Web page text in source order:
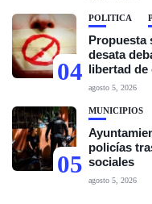
04
POLÍTICA
Propuesta
desata
libertad de
agosto 5, 2026
05
MUNICIPIOS
policías
sociales
agosto 5, 2026